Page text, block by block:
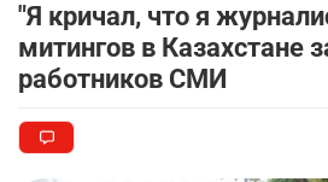
"Я кричал, что я
митингов в Казахстане
работников СМИ